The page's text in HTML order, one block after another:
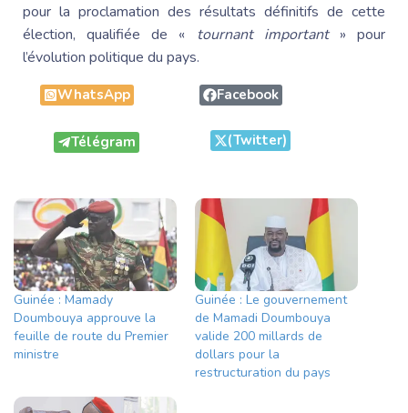
pour la proclamation des résultats définitifs de cette
élection, qualifiée de «
tournant important» pour
l’évolution politique du pays.
WhatsApp Facebook
(Twitter)
Télégram
Guinée : Mamady
Doumbouya approuve la
feuille de route du Premier
ministre
Guinée : Le gouvernement
de Mamadi Doumbouya
valide 200 millards de
dollars pour la
restructuration du pays